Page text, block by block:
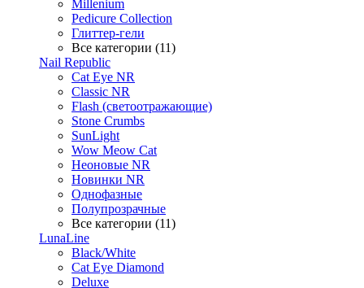
Millenium
Pedicure Collection
Глиттер-гели
Все категории (11)
Nail Republic
Cat Eye NR
Classic NR
Flash (светоотражающие)
Stone Crumbs
SunLight
Wow Meow Cat
Неоновые NR
Новинки NR
Однофазные
Полупрозрачные
Все категории (11)
LunaLine
Black/White
Cat Eye Diamond
Deluxe